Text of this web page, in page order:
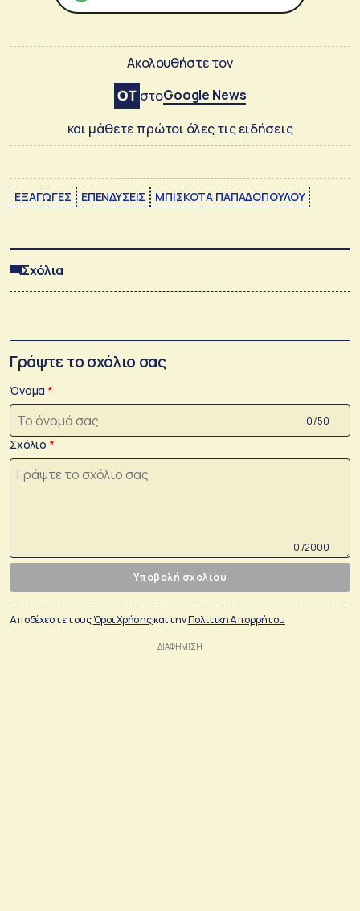
Ακολουθήστε τον
στοGoogle News
και μάθετε πρώτοι όλες τις ειδήσεις
ΕΞΑΓΩΓΕΣ ΕΠΕΝΔΥΣΕΙΣ ΜΠΙΣΚΟΤΑ ΠΑΠΑΔΟΠΟΥΛΟΥ
Σχόλια
Γράψτε το σχόλιο σας
Όνομα
0 /50
Σχόλιο
0 /2000
Υποβολή σχολίου
Αποδέχεστε τουςΌροι Χρήσηςκαι τηνΠολιτικη Απορρήτου